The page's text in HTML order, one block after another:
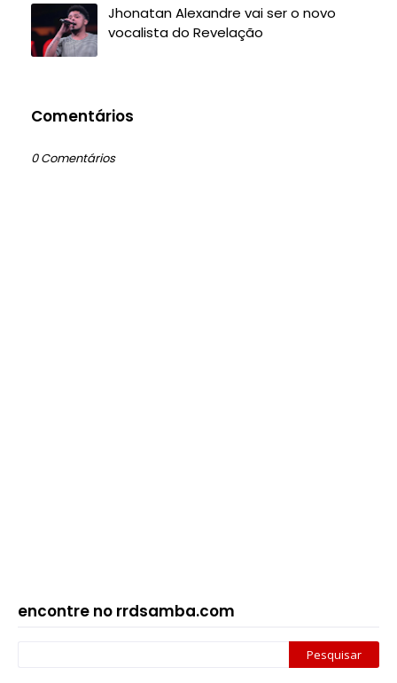
Jhonatan Alexandre vai ser o novo
vocalista do Revelação
Comentários
0 Comentários
encontre no rrdsamba.com